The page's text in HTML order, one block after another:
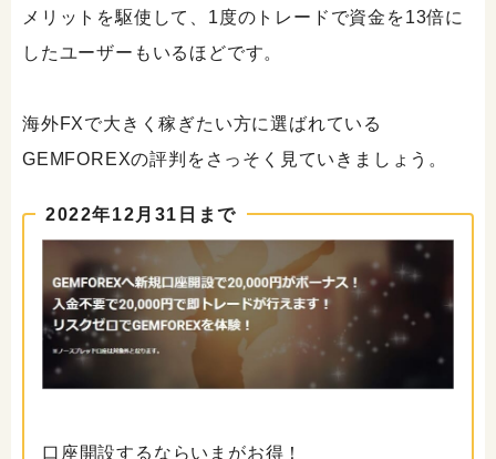
メリットを駆使して、1度のトレードで資金を13倍に
したユーザーもいるほどです。
海外FXで大きく稼ぎたい方に選ばれている
GEMFOREXの評判をさっそく見ていきましょう。
2022年12月31日まで
口座開設するならいまがお得！